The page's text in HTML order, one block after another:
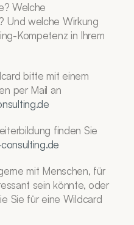
Welche
Und welche Wirkung
Kompetenz in Ihrem
bitte mit einem
finden Sie
mit Menschen, für
sein könnte, oder
Sie für eine Wildcard